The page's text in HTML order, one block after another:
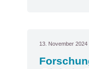
13. November 2024